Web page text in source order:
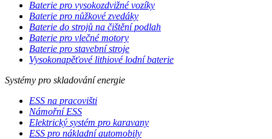
Baterie pro vysokozdvižné vozíky
Baterie pro nůžkové zvedáky
Baterie do strojů na čištění podlah
Baterie pro vlečné motory
Baterie pro stavební stroje
Vysokonapěťové lithiové lodní baterie
Systémy pro skladování energie
ESS na pracovišti
Námořní ESS
Elektrický systém pro karavany
ESS pro nákladní automobily